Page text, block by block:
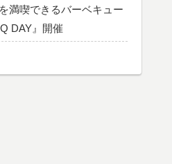
満喫できるバーベキュー
DAY』開催